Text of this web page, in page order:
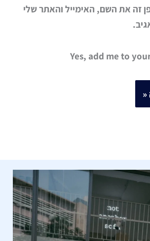
זה את השם, האימייל והאתר שלי